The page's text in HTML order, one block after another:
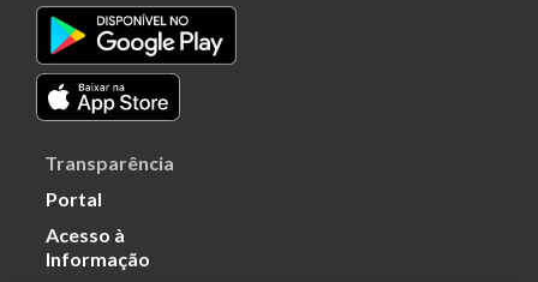
Transparência
Portal
Acesso à
Informação